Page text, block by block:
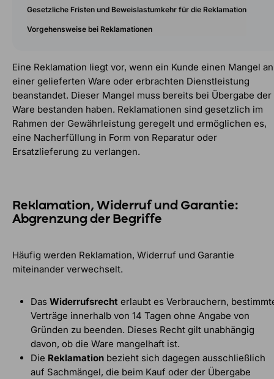
Gesetzliche Fristen und Beweislastumkehr für die Reklamation
Vorgehensweise bei Reklamationen
Eine Reklamation liegt vor, wenn ein Kunde einen Mangel an
einer gelieferten Ware oder erbrachten Dienstleistung
beanstandet. Dieser Mangel muss bereits bei Übergabe der
Ware bestanden haben. Reklamationen sind gesetzlich im
Rahmen der Gewährleistung geregelt und ermöglichen es,
eine Nacherfüllung in Form von Reparatur oder
Ersatzlieferung zu verlangen.
Reklamation, Widerruf und Garantie:
Abgrenzung der Begriffe
Häufig werden Reklamation, Widerruf und Garantie
miteinander verwechselt.
Das Widerrufsrecht erlaubt es Verbrauchern,
Verträge innerhalb von 14 Tagen ohne Angabe von
Gründen zu beenden. Dieses Recht gilt unabhängig
davon, ob die Ware mangelhaft ist.
Die Reklamation bezieht sich dagegen ausschließlich
auf Sachmängel, die beim Kauf oder der Übergabe